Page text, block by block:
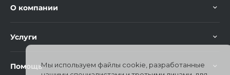
О компании
Услуги
ПомощьМы используем файлы cookie, разработанные